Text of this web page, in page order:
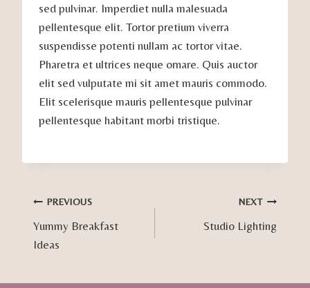
sed pulvinar. Imperdiet nulla malesuada
pellentesque elit. Tortor pretium viverra
suspendisse potenti nullam ac tortor vitae.
Pharetra et ultrices neque ornare. Quis auctor
elit sed vulputate mi sit amet mauris commodo.
Elit scelerisque mauris pellentesque pulvinar
pellentesque habitant morbi tristique.
Post
navigation
PREVIOUS
Yummy Breakfast
Ideas
NEXT
Studio Lighting